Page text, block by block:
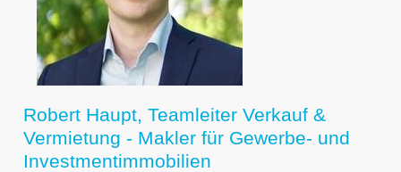
Robert Haupt, Teamleiter Verkauf &
Vermietung - Makler für Gewerbe- und
Investmentimmobilien